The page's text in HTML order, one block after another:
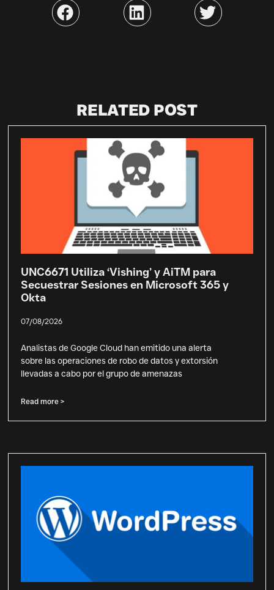
RELATED POST
UNC6671 Utiliza ‘Vishing’ y AiTM para
Secuestrar Sesiones en Microsoft 365 y
Okta
07/08/2026
Analistas de Google Cloud han emitido una alerta
sobre las operaciones de robo de datos y extorsión
llevadas a cabo por el grupo de amenazas
Read more >